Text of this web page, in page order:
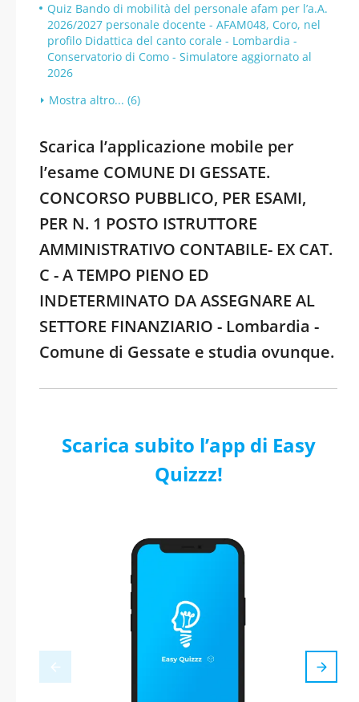
Quiz Bando di mobilità del personale afam per l’a.A.
2026/2027 personale docente - AFAM048, Coro, nel
profilo Didattica del canto corale - Lombardia -
Conservatorio di Como - Simulatore aggiornato al
2026
Mostra altro... (6)
Scarica l’applicazione mobile per
l’esame COMUNE DI GESSATE.
CONCORSO PUBBLICO, PER ESAMI,
PER N. 1 POSTO ISTRUTTORE
AMMINISTRATIVO CONTABILE- EX CAT.
C - A TEMPO PIENO ED
INDETERMINATO DA ASSEGNARE AL
SETTORE FINANZIARIO - Lombardia -
Comune di Gessate e studia ovunque.
Scarica subito l’app di Easy
Quizzz!